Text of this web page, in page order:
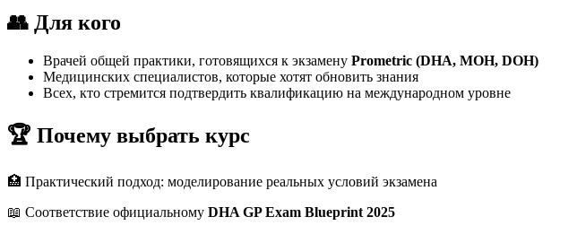
👥 Для кого
Врачей общей практики, готовящихся к экзамену Prometric (DHA, MOH, DOH)
Медицинских специалистов, которые хотят обновить знания
Всех, кто стремится подтвердить квалификацию на международном уровне
🏆 Почему выбрать курс
🏥 Практический подход: моделирование реальных условий экзамена
📖 Соответствие официальному DHA GP Exam Blueprint 2025